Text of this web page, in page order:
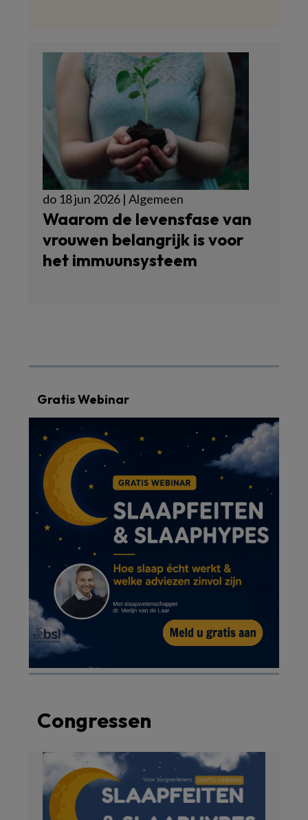
do 18 jun 2026 | Algemeen
Waarom de levensfase van
vrouwen belangrijk is voor
het immuunsysteem
Gratis Webinar
Congressen